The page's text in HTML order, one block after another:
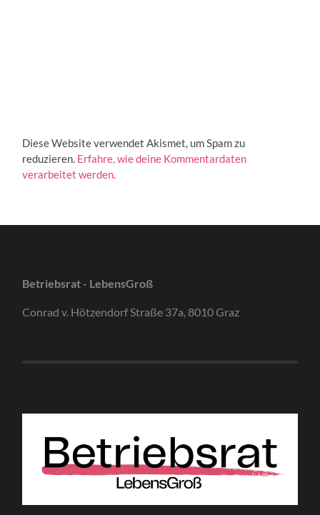
Diese Website verwendet Akismet, um Spam zu
reduzieren. Erfahre, wie deine Kommentardaten
verarbeitet werden.
Betriebsrat - LebensGroß
Conrad v. Hötzendorf Straße 37a, 8010 Graz